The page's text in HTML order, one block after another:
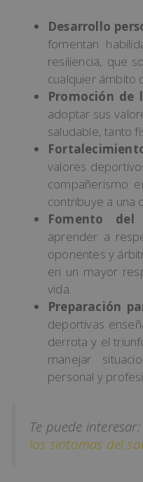
Desarrollo
fomentan
resiliencia, que
cualquier ámbito
Promoción de
adoptar sus
saludable, tanto
valores
compañerismo
contribuye a una
Fomento del
aprender a
oponentes y
en un mayor
vida.
Preparación
deportivas
derrota y el
manejar
personal y
Te puede interesar:
los síntomas del